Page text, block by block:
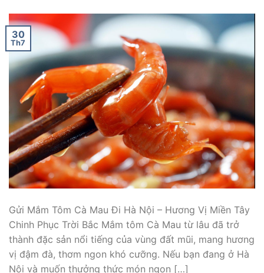
30
Th7
Gửi Mắm Tôm Cà Mau Đi Hà Nội – Hương Vị Miền Tây
Chinh Phục Trời Bắc Mắm tôm Cà Mau từ lâu đã trở
thành đặc sản nổi tiếng của vùng đất mũi, mang hương
vị đậm đà, thơm ngon khó cưỡng. Nếu bạn đang ở Hà
Nội và muốn thưởng thức món ngon […]